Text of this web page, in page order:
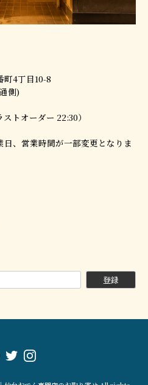
町4丁目10-8
側)
トオーダー 22:30）
、営業時間が一部変更となりま
登録